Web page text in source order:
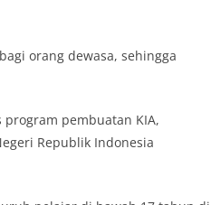
potensi
dapat
potensi
orang dewasa, sehingga
pembuatan KIA,
Republik Indonesia